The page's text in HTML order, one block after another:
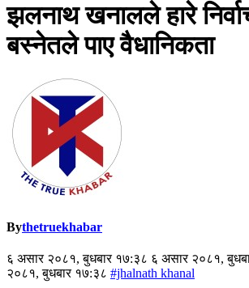
झलनाथ खनालले हारे
बस्नेतले पाए वैधानिकता
Bythetruekhabar
६ असार २०८१, बुधबार १७:३८ ६ असार २०८१,
२०८१, बुधबार १७:३८ #jhalnath khanal